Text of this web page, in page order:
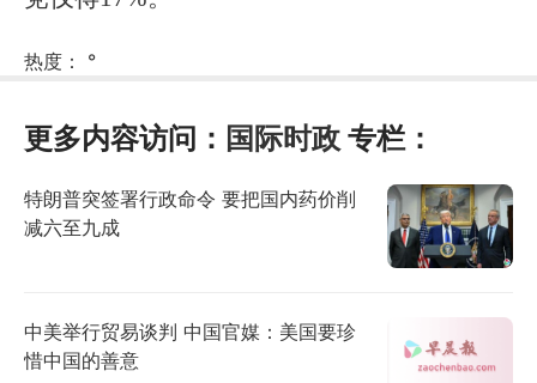
热度： °
更多内容访问： 国际时政 专栏：
特朗普突签署行政命令 要把国内药价削
减六至九成
中美举行贸易谈判 中国官媒：美国要珍
惜中国的善意